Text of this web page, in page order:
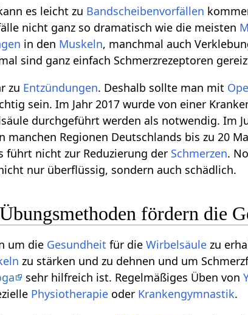
es leicht zu Bandscheibenvorfällen
nicht ganz so dramatisch wie die meisten
in den Muskeln, manchmal auch
sind ganz einfach Schmerzrezeptoren
zu Entzündungen. Deshalb sollte man mit
sein. Im Jahr 2017 wurde von einer
durchgeführt werden als notwendig. Im
manchen Regionen Deutschlands bis zu 20
führt nicht zur Reduzierung der Schmerzen.
nur überflüssig, sondern auch schädlich.
fördern die
um die Gesundheit für dieWirbelsäule zu
zu stärken und zu dehnen und um
sehr hilfreich ist. Regelmäßiges Üben von
Physiotherapie oder Krankengymnastik.